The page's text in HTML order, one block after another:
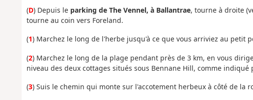
(D) Depuis le parking de The Vennel, à Ballantrae, tourne à droite
tourne au coin vers Foreland.
(1) Marchez le long de l'herbe jusqu'à ce que vous arriviez au petit
(2) Marchez le long de la plage pendant près de 3 km, en vous
niveau des deux cottages situés sous Bennane Hill, comme
(3) Suis le chemin qui monte sur l'accotement herbeux à côté de la